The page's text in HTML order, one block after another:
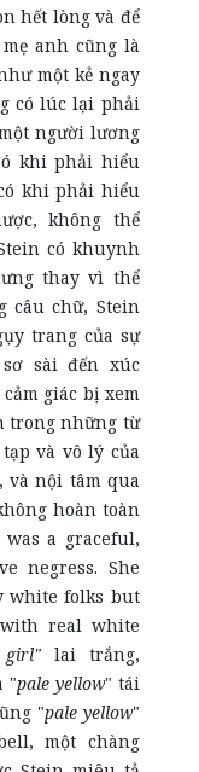
hết lòng và để
anh cũng là
một kẻ ngay
có lúc lại phải
người lương
khi phải hiểu
khi phải hiểu
không thể
có khuynh
thay vì thể
câu chữ, Stein
trang của sự
sài đến xúc
giác bị xem
trong những từ
và vô lý của
nội tâm qua
hoàn toàn
a graceful,
negress. She
white folks but
real white
girl"lai trắng,
"pale yellow" tái
"pale yellow"
một chàng